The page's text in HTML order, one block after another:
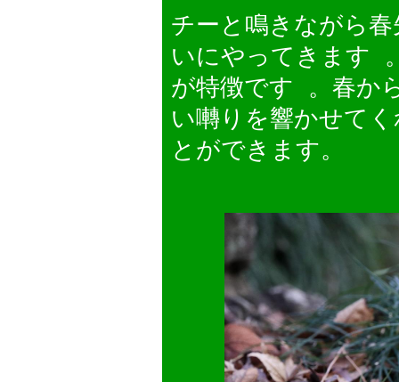
チーと鳴きながら
いにやってきます
が特徴です 。春か
い囀りを響かせて
とができます。